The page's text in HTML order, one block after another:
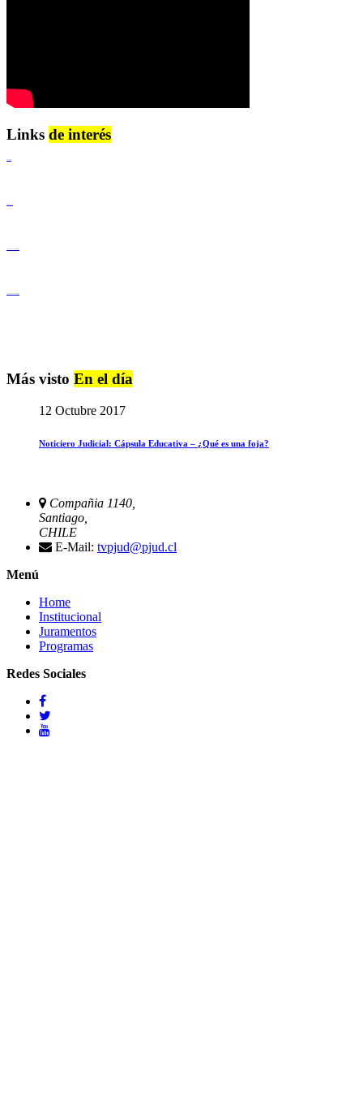
Links de interés
Más visto En el día
12 Octubre 2017
Noticiero Judicial: Cápsula Educativa – ¿Qué es una foja?
Compañia 1140,
Santiago,
CHILE
E-Mail: tvpjud@pjud.cl
Menú
Home
Institucional
Juramentos
Programas
Redes Sociales